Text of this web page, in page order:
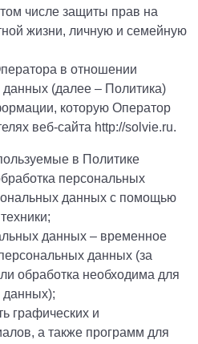
числе защиты прав на
жизни, личную и семейную
в отношении
(далее – Политика)
которую Оператор
веб-сайта http://solvie.ru.
в Политике
персональных
данных с помощью
данных – временное
данных (за
обработка необходима для
данных);
графических и
а также программ для